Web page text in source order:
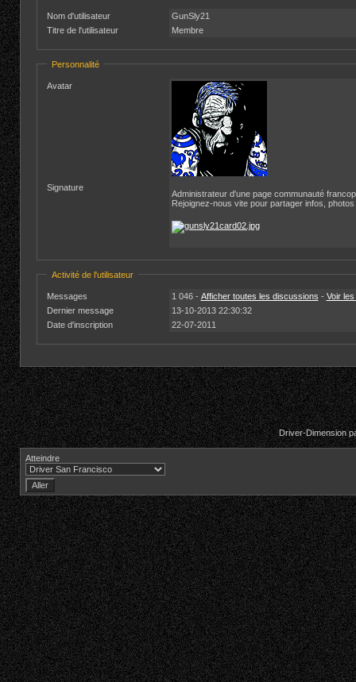
Nom d'utilisateur
GunSly21
Titre de l'utilisateur
Membre
Personnalité
Avatar
Signature
Administrateur d'une page communauté
Rejoignez-nous vite pour partager infos,
Activité de l'utilisateur
Messages 1 046 - Afficher toutes les discussions - Voir
Dernier message
13-10-2013 22:30:32
Date d'inscription
22-07-2011
Driver-Dimension
Atteindre